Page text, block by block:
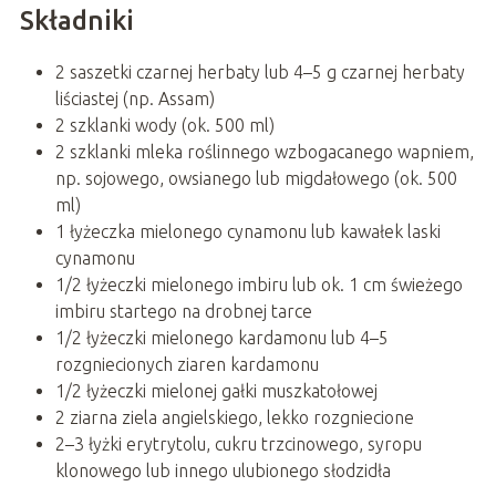
Składniki
2 saszetki czarnej herbaty lub 4–5 g czarnej herbaty
liściastej (np. Assam)
2 szklanki wody (ok. 500 ml)
2 szklanki mleka roślinnego wzbogacanego wapniem,
np. sojowego, owsianego lub migdałowego (ok. 500
ml)
1 łyżeczka mielonego cynamonu lub kawałek laski
cynamonu
1/2 łyżeczki mielonego imbiru lub ok. 1 cm świeżego
imbiru startego na drobnej tarce
1/2 łyżeczki mielonego kardamonu lub 4–5
rozgniecionych ziaren kardamonu
1/2 łyżeczki mielonej gałki muszkatołowej
2 ziarna ziela angielskiego, lekko rozgniecione
2–3 łyżki erytrytolu, cukru trzcinowego, syropu
klonowego lub innego ulubionego słodzidła